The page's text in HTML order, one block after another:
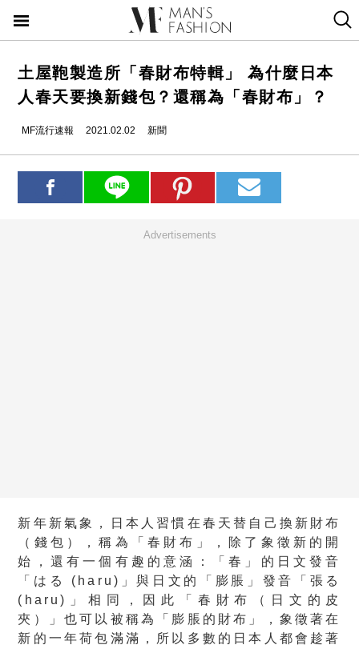
土屋鞄製造所「春財布特輯」 為什麼日本
人春天要換新錢包？還稱為「春財布」？
MF流行速報 2021.02.02 新聞
Advertisements
新年新氣象，日本人習慣在春天替自己換新財布
（錢包），稱為「春財布」，除了象徵新的開
始，還有一個有趣的意涵：「春」的日文發音
「はる (haru)」與日文的「膨脹」發音「張る
(haru)」相同，因此「春財布（日文的皮
夾）」也可以被稱為「膨脹的財布」，象徵著在
新的一年荷包滿滿，所以多數的日本人都會趁著